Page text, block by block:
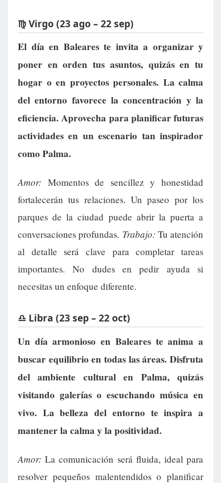
♍ Virgo (23 ago – 22 sep)
El día en Baleares te invita a organizar y
poner en orden tus asuntos, quizás en tu
hogar o en proyectos personales. La calma
del entorno favorece la concentración y la
eficiencia. Aprovecha para planificar futuras
actividades en un escenario tan inspirador
como Palma.
Amor: Momentos de sencillez y honestidad
fortalecerán tus relaciones. Un paseo por los
parques de la ciudad puede abrir la puerta a
conversaciones profundas. Trabajo: Tu atención
al detalle será clave para completar tareas
importantes. No dudes en pedir ayuda si
necesitas un enfoque diferente.
♎ Libra (23 sep – 22 oct)
Un día armonioso en Baleares te anima a
buscar equilibrio en todas las áreas. Disfruta
del ambiente cultural en Palma, quizás
visitando galerías o escuchando música en
vivo. La belleza del entorno te inspira a
mantener la calma y la positividad.
Amor: La comunicación será fluida, ideal para
resolver pequeños malentendidos o planificar